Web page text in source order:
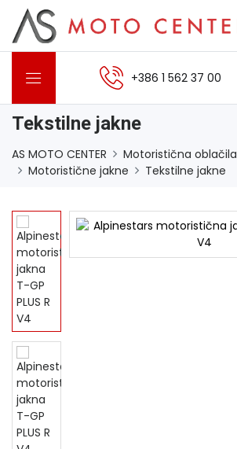
+386 1 562 37 00
Tekstilne jakne
AS MOTO CENTER
Motoristična oblačila
Motoristične jakne
Tekstilne jakne